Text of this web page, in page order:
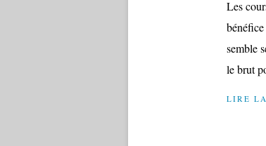
Les
semble
le brut
LIRE